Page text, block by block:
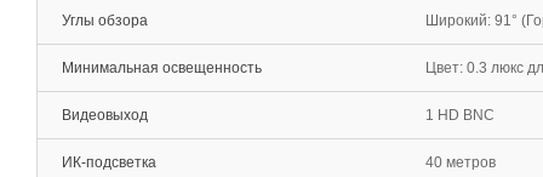
Углы обзора Широкий: 91°
Минимальная освещенность Цвет: 0.3 люкс
Видеовыход 1 HD BNC
ИК-подсветка 40 метров